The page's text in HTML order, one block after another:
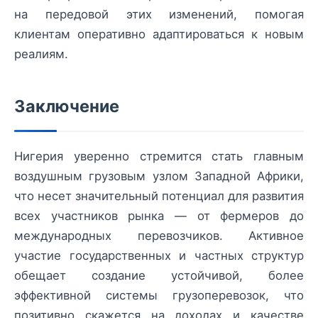
на передовой этих изменений, помогая
клиентам оперативно адаптироваться к новым
реалиям.
Заключение
Нигерия уверенно стремится стать главным
воздушным грузовым узлом Западной Африки,
что несет значительный потенциал для развития
всех участников рынка — от фермеров до
международных перевозчиков. Активное
участие государственных и частных структур
обещает создание устойчивой, более
эффективной системы грузоперевозок, что